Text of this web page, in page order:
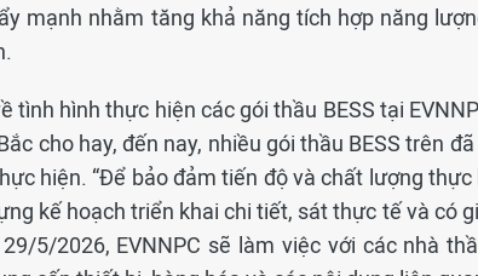
mạnh nhằm tăng khả năng tích hợp năng
tình hình thực hiện các gói thầu BESS tại
cho hay, đến nay, nhiều gói thầu BESS trên
hiện. “Để bảo đảm tiến độ và chất lượng thực
kế hoạch triển khai chi tiết, sát thực tế và có
29/5/2026, EVNNPC sẽ làm việc với các nhà